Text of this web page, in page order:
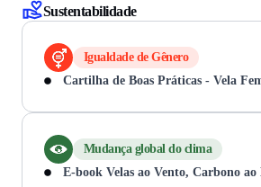
Sustentabilidade
Igualdade de Gênero
Cartilha de Boas Práticas - Vela
Mudança global do clima
E-book Velas ao Vento, Carbono